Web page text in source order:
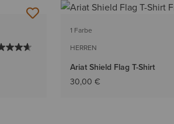
1 Farbe
HERREN
Ariat Shield Flag T-Shirt
30,00 €